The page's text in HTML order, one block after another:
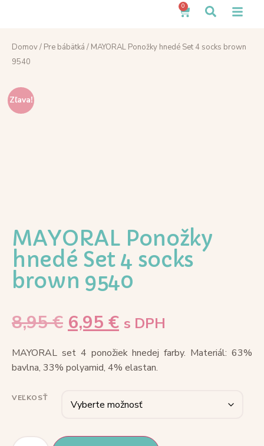
0
Domov/ Pre bábätká / MAYORAL Ponožky hnedé Set 4 socks brown
9540
Zľava!
MAYORAL Ponožky
hnedé Set 4 socks
brown 9540
8,95€ 6,95 € s DPH
MAYORAL set 4 ponožiek hnedej farby. Materiál: 63%
bavlna, 33% polyamid, 4% elastan.
VEĽKOSŤ